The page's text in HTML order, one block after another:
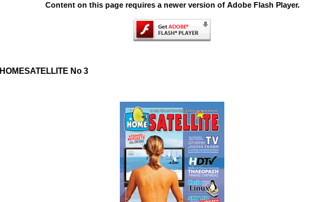
Content on this page requires a newer version of Adobe Flash Player.
HOMESATELLITE No 3